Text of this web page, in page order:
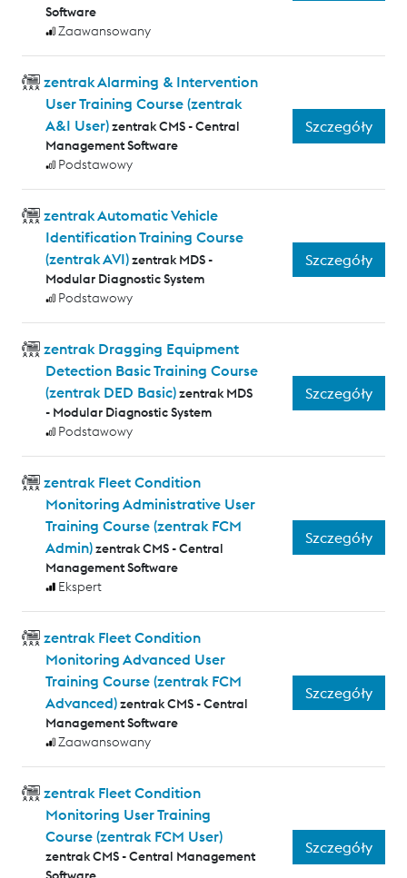
Software
Zaawansowany
zentrak Alarming & Intervention
User Training Course (zentrak
A&I User)zentrak CMS - Central
Management Software
Podstawowy
Szczegóły
zentrak Automatic Vehicle
Identification Training Course
(zentrak AVI)zentrak MDS -
Modular Diagnostic System
Podstawowy
Szczegóły
zentrak Dragging Equipment
Detection Basic Training Course
(zentrak DED Basic)zentrak MDS
- Modular Diagnostic System
Podstawowy
Szczegóły
zentrak Fleet Condition
Monitoring Administrative User
Training Course (zentrak FCM
Admin)zentrak CMS - Central
Management Software
Ekspert
Szczegóły
zentrak Fleet Condition
Monitoring Advanced User
Training Course (zentrak FCM
Advanced)zentrak CMS - Central
Management Software
Zaawansowany
Szczegóły
zentrak Fleet Condition
Monitoring User Training
Course (zentrak FCM User)
zentrak CMS - Central Management
Szczegóły